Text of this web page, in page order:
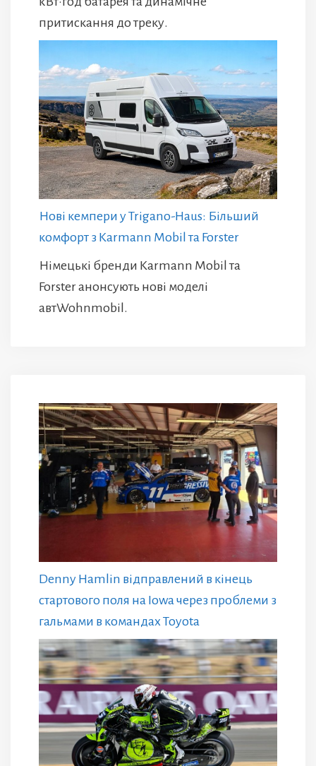
притискання до треку.
Нові кемпери у Trigano-Haus: Більший
комфорт з Karmann Mobil та Forster
Німецькі бренди Karmann Mobil та
Forster анонсують нові моделі
автWohnmobil.
Denny Hamlin відправлений в кінець
стартового поля на Iowa через проблеми з
гальмами в командах Toyota